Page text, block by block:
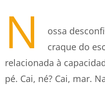
N
ossa
craque do
relacionada à
pé. Cai, né? Cai, mar.